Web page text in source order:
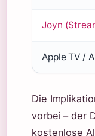
Joyn
Apple TV /
Die
vorbei – der
kostenlose